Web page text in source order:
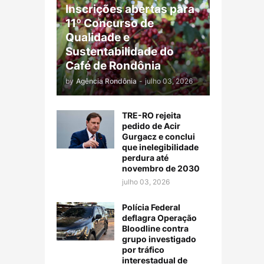
Inscrições abertas para
11º Concurso de
Qualidade e
Sustentabilidade do
Café de Rondônia
by Agência Rondônia - julho 03, 2026
TRE-RO rejeita
pedido de Acir
Gurgacz e conclui
que inelegibilidade
perdura até
novembro de 2030
julho 03, 2026
Polícia Federal
deflagra Operação
Bloodline contra
grupo investigado
por tráfico
interestadual de